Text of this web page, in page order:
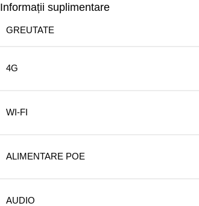
Informații suplimentare
GREUTATE
4G
WI-FI
ALIMENTARE POE
AUDIO